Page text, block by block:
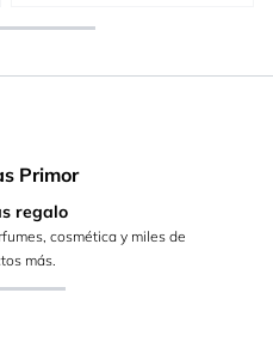
Primor
regalo
cosmética y miles de
más.